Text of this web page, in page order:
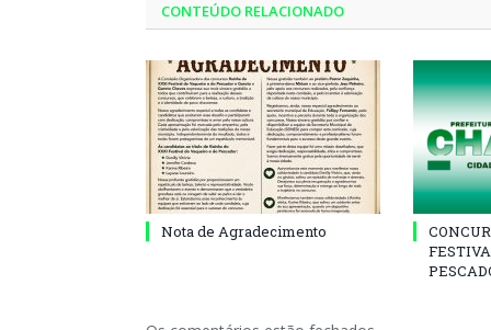
CONTEÚDO RELACIONADO
Nota de Agradecimento